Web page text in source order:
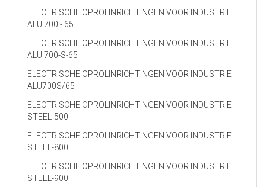
ELECTRISCHE OPROLINRICHTINGEN VOOR INDUSTRIE
ALU 700 - 65
ELECTRISCHE OPROLINRICHTINGEN VOOR INDUSTRIE
ALU 700-S-65
ELECTRISCHE OPROLINRICHTINGEN VOOR INDUSTRIE
ALU700S/65
ELECTRISCHE OPROLINRICHTINGEN VOOR INDUSTRIE
STEEL-500
ELECTRISCHE OPROLINRICHTINGEN VOOR INDUSTRIE
STEEL-800
ELECTRISCHE OPROLINRICHTINGEN VOOR INDUSTRIE
STEEL-900